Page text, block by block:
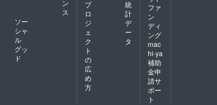
ン
ス
ソー
シャ
ル
グッ
ド
プ
ロ
ジ
ェ
ク
ト
の
広
め
方
統
計
デ
ー
タ
ファ
ン
ディ
ング
mac
hi-ya
補助
金申
請サ
ポー
ト